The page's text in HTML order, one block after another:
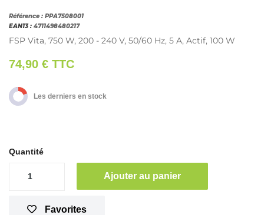
Référence : PPA7508001
EAN13 : 4711498480217
FSP Vita, 750 W, 200 - 240 V, 50/60 Hz, 5 A, Actif, 100 W
74,90 € TTC
Les derniers en stock
Quantité
Ajouter au panier
Favorites